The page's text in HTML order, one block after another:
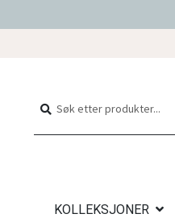
navigasjon
Søk
Søk
KOLLEKSJONER